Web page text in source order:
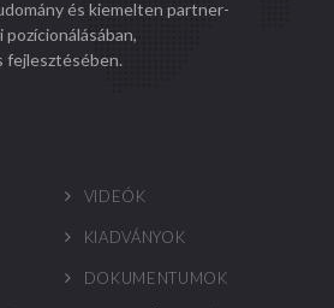
és kiemelten partner-
fejlesztésében.
VIDEÓK
KIADVÁNYOK
DOKUMENTUMOK